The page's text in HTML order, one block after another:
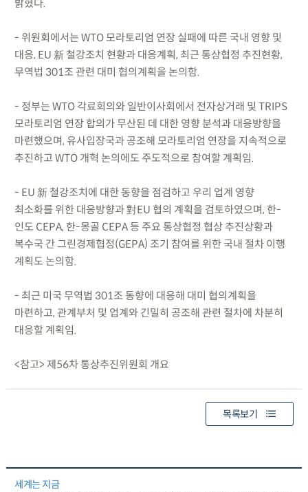
밝혔다.
- 위원회에서는 WTO 모라토리엄 연장 실패에 따른 국내 영향 및
대응, EU 新 철강조치 현황과 대응계획, 최근 통상협정 추진현황,
무역법 301조 관련 대미 협의계획을 논의함.
- 정부는 WTO 각료회의와 일반이사회에서 전자상거래 및 TRIPS
모라토리엄 연장 합의가 무산된 데 대한 영향 분석과 대응방향을
마련했으며, 유사입장국과 공조해 모라토리엄 연장을 지속적으로
추진하고 WTO 개혁 논의에도 주도적으로 참여할 계획임.
- EU 新 철강조치에 대한 동향을 점검하고 우리 업계 영향
최소화를 위한 대응방향과 對EU 협의 계획을 검토하였으며, 한-
인도 CEPA, 한-몽골 CEPA 등 주요 통상협정 협상 추진상황과
복수국 간 그린경제협정(GEPA) 조기 참여를 위한 국내 절차 이행
계획도 논의함.
- 최근 미국 무역법 301조 동향에 대응해 대미 협의계획을
마련하고, 관계부처 및 업계와 긴밀히 공조해 관련 절차에 차분히
대응할 계획임.
<참고> 제56차 통상추진위원회 개요
목록보기
세계는 지금